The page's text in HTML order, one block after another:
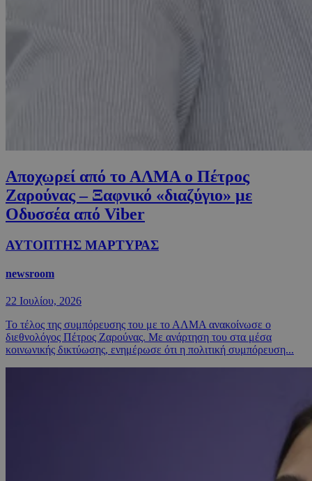
Αποχωρεί από το ΑΛΜΑ ο Πέτρος
Ζαρούνας – Ξαφνικό «διαζύγιο» με
Οδυσσέα από Viber
ΑΥΤΟΠΤΗΣ ΜΑΡΤΥΡΑΣ
newsroom
22 Ιουλίου, 2026
Το τέλος της συμπόρευσης του με το ΑΛΜΑ ανακοίνωσε ο
διεθνολόγος Πέτρος Ζαρούνας. Με ανάρτηση του στα μέσα
κοινωνικής δικτύωσης, ενημέρωσε ότι η πολιτική συμπόρευση...